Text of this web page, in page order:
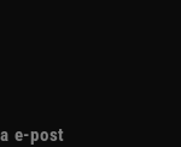
e-post